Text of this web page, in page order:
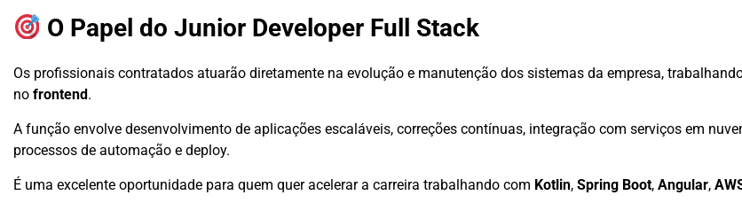
O Papel do Junior Developer Full Stack
Os profissionais contratados atuarão diretamente na evolução e manutenção dos sistemas da empresa,
no frontend.
A função envolve desenvolvimento de aplicações escaláveis, correções contínuas, integração com serviços em
processos de automação e deploy.
É uma excelente oportunidade para quem quer acelerar a carreira trabalhando com Kotlin, Spring Boot, Angular,